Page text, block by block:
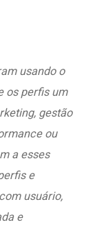
usando o
os perfis um
gestão
ou
a esses
e
usuário,
e